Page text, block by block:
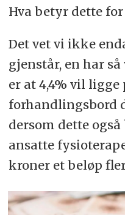
Hva betyr dette
Det vet vi ikke
gjenstår, en har
er at 4,4% vil ligge
forhandlingsbord
dersom dette
ansatte
kroner et beløp